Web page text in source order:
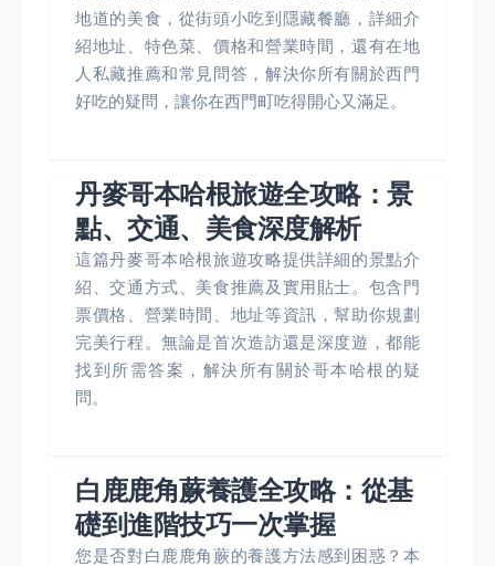
地道的美食，從街頭小吃到隱藏餐廳，詳細介
紹地址、特色菜、價格和營業時間，還有在地
人私藏推薦和常見問答，解決你所有關於西門
好吃的疑問，讓你在西門町吃得開心又滿足。
丹麥哥本哈根旅遊全攻略：景
點、交通、美食深度解析
這篇丹麥哥本哈根旅遊攻略提供詳細的景點介
紹、交通方式、美食推薦及實用貼士。包含門
票價格、營業時間、地址等資訊，幫助你規劃
完美行程。無論是首次造訪還是深度遊，都能
找到所需答案，解決所有關於哥本哈根的疑
問。
白鹿鹿角蕨養護全攻略：從基
礎到進階技巧一次掌握
您是否對白鹿鹿角蕨的養護方法感到困惑？本